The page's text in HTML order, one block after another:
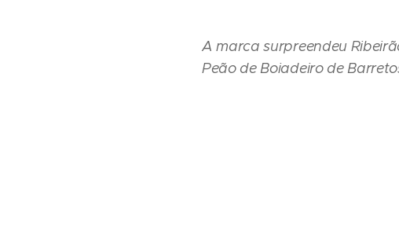
A marca surpreendeu
Peão de Boiadeiro de